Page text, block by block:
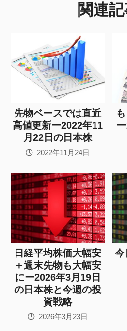
関連
先物ベースでは直近
高値更新ー2022年11
月22日の日本株
2022年11月24日
日経平均株価大幅安
＋週末先物も大幅安
にー2026年3月19日
の日本株と今週の投
資戦略
2026年3月23日
今